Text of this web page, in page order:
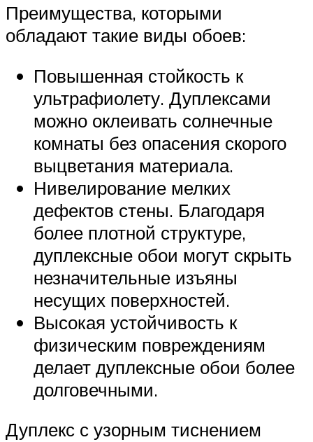
Преимущества, которыми
обладают такие виды обоев:
Повышенная стойкость к
ультрафиолету. Дуплексами
можно оклеивать солнечные
комнаты без опасения скорого
выцветания материала.
Нивелирование мелких
дефектов стены. Благодаря
более плотной структуре,
дуплексные обои могут скрыть
незначительные изъяны
несущих поверхностей.
Высокая устойчивость к
физическим повреждениям
делает дуплексные обои более
долговечными.
Дуплекс с узорным тиснением